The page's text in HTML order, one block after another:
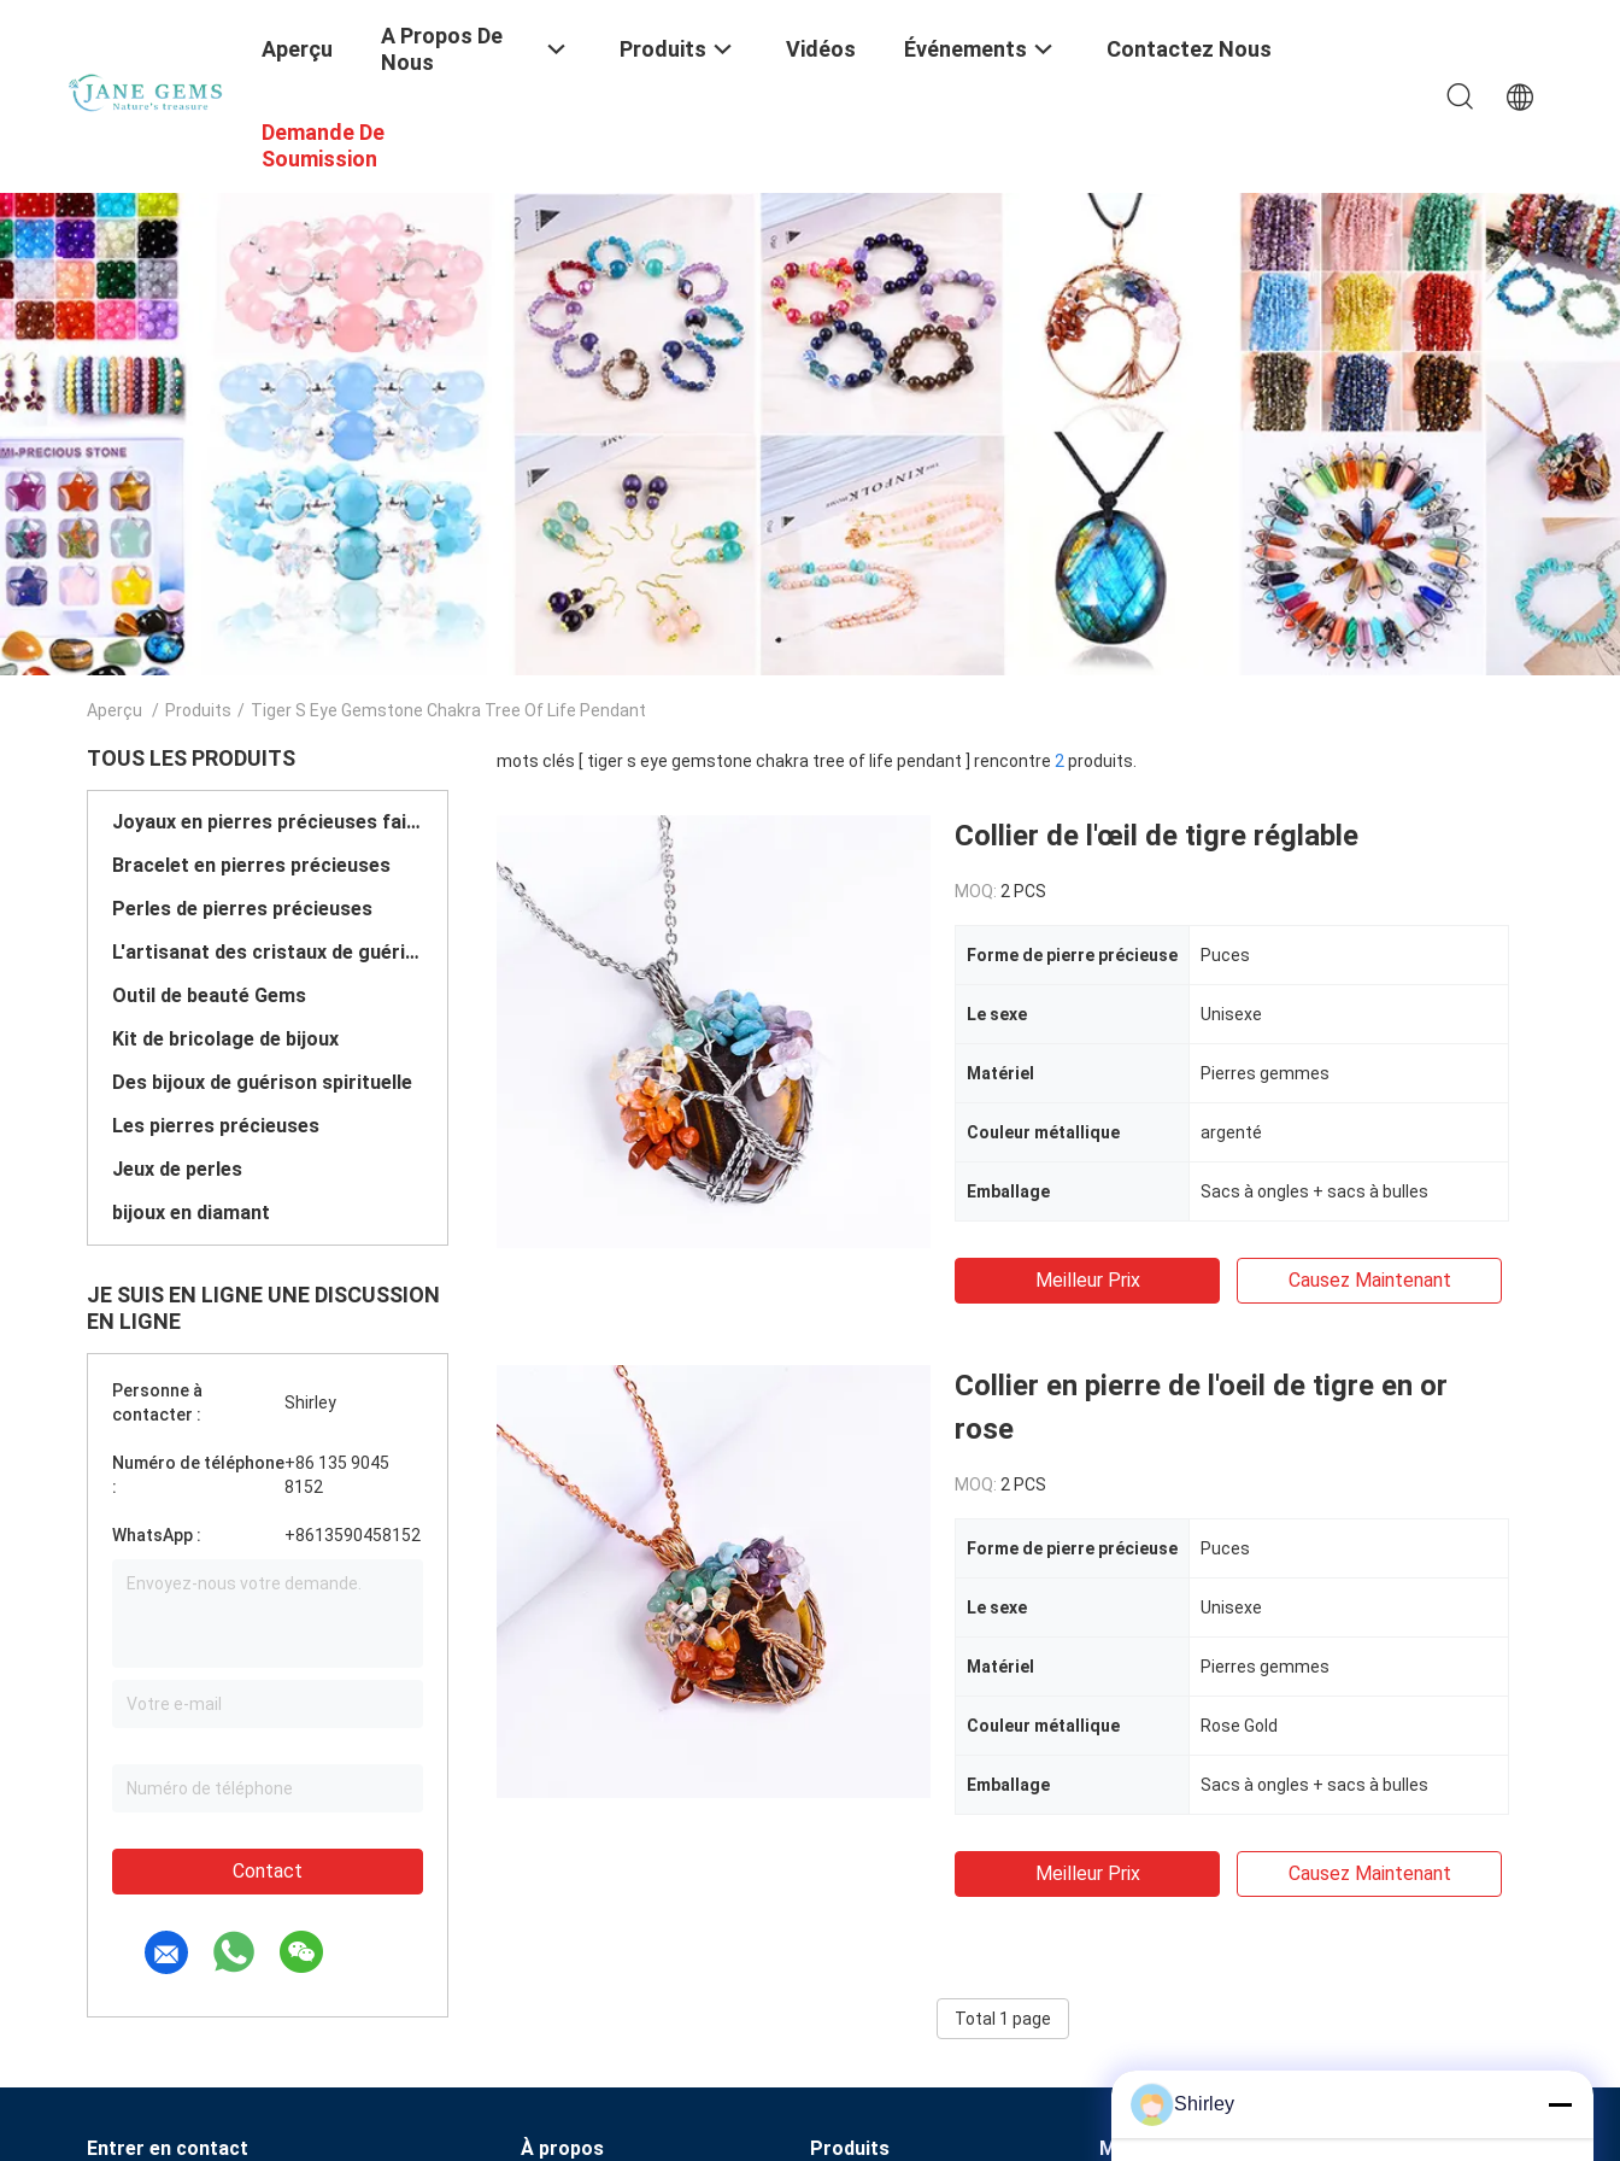
Aperçu
A Propos De
Nous
Produits Vidéos Événements Contactez Nous
Demande De
Soumission
Aperçu / Produits / Tiger S Eye Gemstone Chakra Tree Of Life Pendant
TOUS LES PRODUITS
Joyaux en pierres précieuses faits à la main
Bracelet en pierres précieuses
Perles de pierres précieuses
L'artisanat des cristaux de guérison
Outil de beauté Gems
Kit de bricolage de bijoux
Des bijoux de guérison spirituelle
Les pierres précieuses
Jeux de perles
bijoux en diamant
JE SUIS EN LIGNE UNE DISCUSSION
EN LIGNE
Personne à
contacter :
Shirley
Numéro de téléphone
:
+86 135 9045
8152
WhatsApp : +8613590458152
Contact
mots clés [ tiger s eye gemstone chakra tree of life pendant ] rencontre 2 produits.
Collier de l'œil de tigre réglable
MOQ: 2 PCS
Forme de pierre précieuse Puces
Le sexe Unisexe
Matériel Pierres gemmes
Couleur métallique argenté
Emballage Sacs à ongles + sacs à bulles
Meilleur Prix Causez Maintenant
Collier en pierre de l'oeil de tigre en or
rose
MOQ: 2 PCS
Forme de pierre précieuse Puces
Le sexe Unisexe
Matériel Pierres gemmes
Couleur métallique Rose Gold
Emballage Sacs à ongles + sacs à bulles
Meilleur Prix Causez Maintenant
Total 1 page
Entrer en contact À propos Produits Mail nous
Shirley